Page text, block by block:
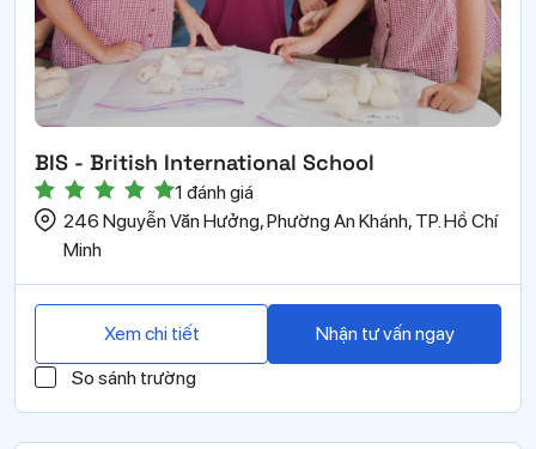
BIS - British International School
1 đánh giá
246 Nguyễn Văn Hưởng, Phường An Khánh, TP. Hồ Chí
Minh
So sánh trường
Xem chi tiết Nhận tư vấn ngay